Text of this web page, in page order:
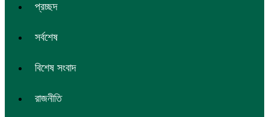
প্রচ্ছদ
সর্বশেষ
বিশেষ সংবাদ
রাজনীতি